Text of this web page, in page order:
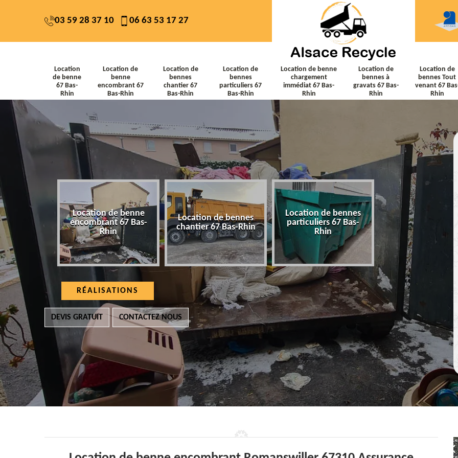
03 59 28 37 10 06 63 53 17 27
Location
de benne
67 Bas-
Rhin
Location de
benne
encombrant 67
Bas-Rhin
Location de
bennes
chantier 67
Bas-Rhin
Location de
bennes
particuliers 67
Bas-Rhin
Location de benne
chargement
immédiat 67 Bas-
Rhin
Location de
bennes à
gravats 67 Bas-
Rhin
Location de
bennes Tout
venant 67
Rhin
benne 67
Location de benne
encombrant 67 Bas-
Rhin
Location de bennes
chantier 67 Bas-Rhin
Location de bennes
particuliers 67 Bas-
Rhin
Location de
chargement
67 Bas-Rhin
RÉALISATIONS
DEVIS GRATUIT CONTACTEZ NOUS